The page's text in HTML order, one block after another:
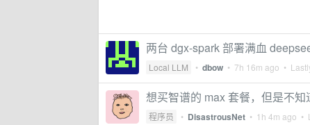
两台 dgx-spark 部署满血
Local LLM • dbow • 7h 16m ago •
想买智谱的 max 套餐，但是不知
程序员 • DisastrousNet • 1h 4m ago •